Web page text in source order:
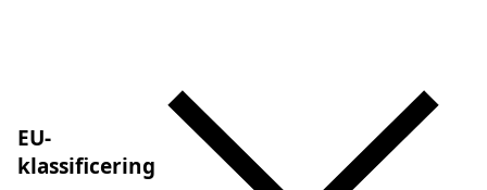
EU-
klassificering